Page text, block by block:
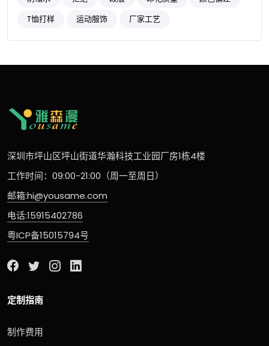
T恤打样
运动服饰 厂家工艺
深圳市坪山区坪山街道华瀚科技工业园厂房1栋4楼
工作时间：09:00-21:00（周一至周日）
邮箱:hi@yousame.com
电话:15915402786
粤ICP备15015794号
定制指南
制作费用